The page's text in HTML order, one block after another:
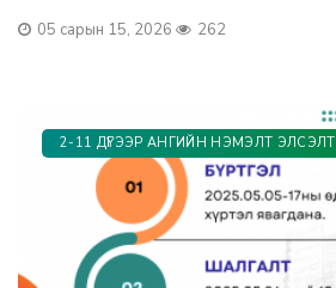
05 сарын 15, 2026 262
2-11 ДҮГЭЭР АНГИЙН НЭМЭЛТ ЭЛСЭЛТ